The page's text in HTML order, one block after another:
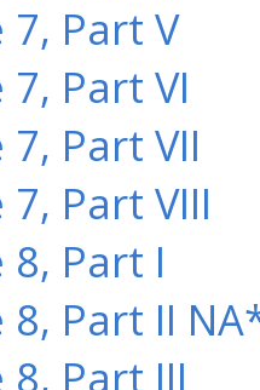
Part V
Part VI
Part VII
Part VIII
Part I
Part II
Part III